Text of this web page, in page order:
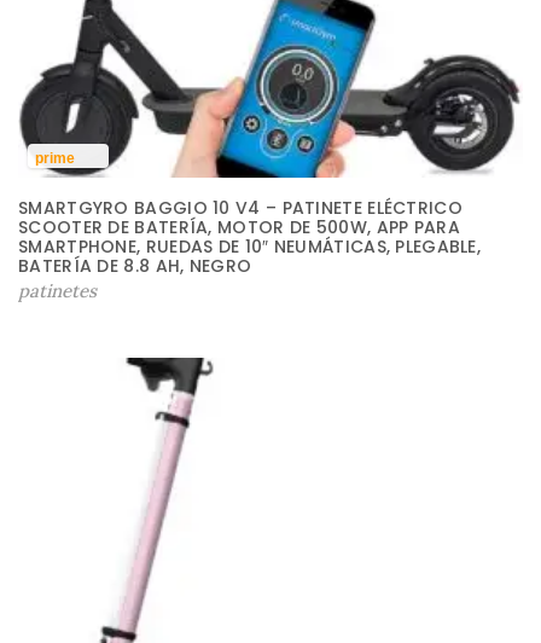
prime
SMARTGYRO BAGGIO 10 V4 – PATINETE ELÉCTRICO
SCOOTER DE BATERÍA, MOTOR DE 500W, APP PARA
SMARTPHONE, RUEDAS DE 10″ NEUMÁTICAS, PLEGABLE,
BATERÍA DE 8.8 AH, NEGRO
patinetes